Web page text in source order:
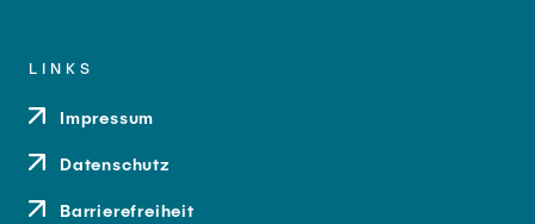
LINKS
Impressum
Datenschutz
Barrierefreiheit